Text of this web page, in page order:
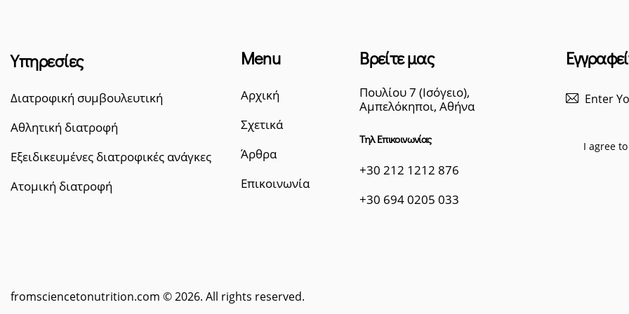
Υπηρεσίες
Διατροφική συμβουλευτική
Αθλητική διατροφή
Εξειδικευμένες διατροφικές ανάγκες
Ατομική διατροφή
Menu
Αρχική
Σχετικά
Άρθρα
Επικοινωνία
Βρείτε μας
Πουλίου 7 (Ισόγειο),
Αμπελόκηποι, Αθήνα
Τηλ Επικοινωνίας
+30 212 1212 876
+30 694 0205 033
I agree
fromsciencetonutrition.com © 2026. All rights reserved.